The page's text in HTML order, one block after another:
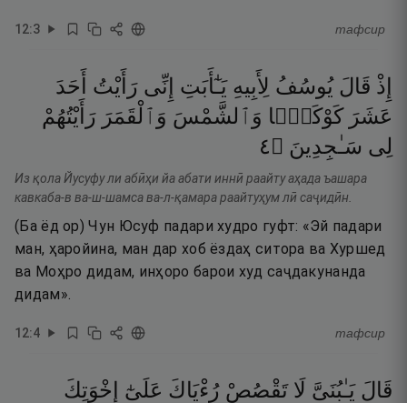
12:3 тафсир
إِذْ قَالَ يُوسُفُ لِأَبِيهِ يَـٰٓأَبَتِ إِنِّى رَأَيْتُ
أَحَدَ
عَشَرَ كَوْكَبًۭا وَٱلشَّمْسَ وَٱلْقَمَرَ رَأَيْتُهُمْ
لِى سَـٰجِدِينَ ۝٤
Из қола Йусуфу ли абӣҳи йа абати иннӣ раайту аҳада ъашара
кавкаба-в ва-ш-шамса ва-л-қамара раайтуҳум лӣ саҷидӣн.
(Ба ёд ор) Чун Юсуф падари худро гуфт: «Эй падари
ман, ҳаройина, ман дар хоб ёздаҳ ситора ва Хуршед
ва Моҳро дидам, инҳоро барои худ саҷдакунанда
дидам».
12:4 тафсир
قَالَ يَـٰبُنَىَّ لَا تَقْصُصْ رُءْيَاكَ عَلَىٰٓ
إِخْوَتِكَ